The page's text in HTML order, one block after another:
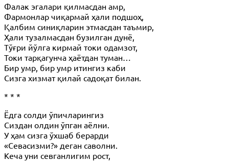
Фалак эгалари қилмасдан амр,
Фармонлар чиқармай ҳали подшоҳ,
Қалбим синиқларин этмасдан таъмир,
Ҳали тузалмасдан бузилган дунё,
Тўғри йўлга кирмай токи одамзот,
Токи тарқагунча ҳаётдан туман…
Бир умр, бир умр итингиз каби
Сизга хизмат қилай садоқат билан.
* * *
Ёдга солди ўпичларингиз
Сиздан олдин ўпган аёлни.
У ҳам сизга ўхшаб берарди
«Севасизми?» деган саволни.
Кеча уни севганлигим рост,